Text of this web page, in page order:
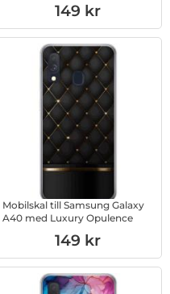
Art. nr 1003246254
149 kr
Mobilskal till Samsung Galaxy
A40 med Luxury Opulence
Art. nr 1003233404
149 kr